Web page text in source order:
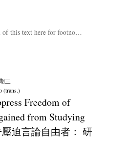
of this text here for footno…
Freedom of
from Studying
壓迫言論自由者： 研
三
(trans.)